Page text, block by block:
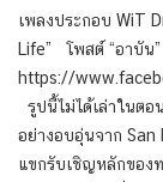
เพลงประกอบ WiT
Life” โพสต์ “อาบั
https://
รูปนี้ไม่ได้เล่าในต
อย่างอบอุ่นจาก San
แขกรับเชิญหลักของ